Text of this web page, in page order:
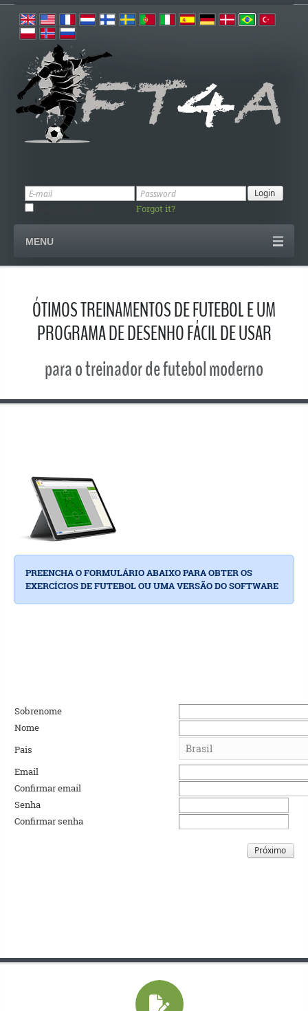
Forgot it?
MENU
ÓTIMOS TREINAMENTOS DE FUTEBOL E UM
PROGRAMA DE DESENHO FÁCIL DE USAR
para o treinador de futebol moderno
PREENCHA O FORMULÁRIO ABAIXO PARA OBTER OS
EXERCÍCIOS DE FUTEBOL OU UMA VERSÃO DO SOFTWARE
Sobrenome
Nome
Pais
Email
Confirmar email
Senha
Confirmar senha